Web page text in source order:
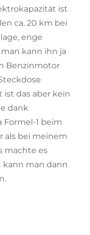
ist
ca. 20 km bei
enge
kann ihn ja
Benzinmotor
ist das aber kein
dank
Formel-1 beim
als bei meinem
machte es
kann man dann